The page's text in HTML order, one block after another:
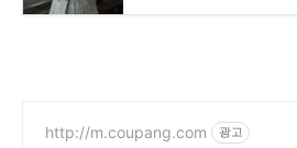
http://m.coupang.com 광고